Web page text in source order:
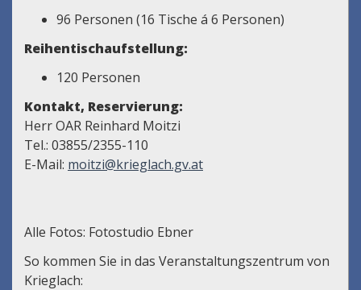
96 Personen (16 Tische á 6 Personen)
Reihentischaufstellung:
120 Personen
Kontakt, Reservierung:
Herr OAR Reinhard Moitzi
Tel.: 03855/2355-110
E-Mail: moitzi@krieglach.gv.at
Alle Fotos: Fotostudio Ebner
So kommen Sie in das Veranstaltungszentrum von
Krieglach: